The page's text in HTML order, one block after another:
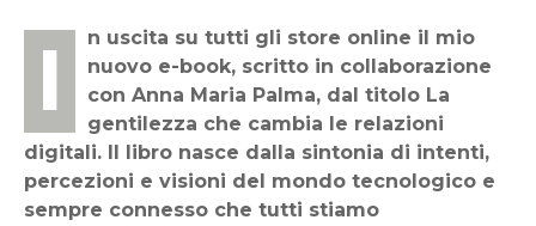
In uscita su tutti gli store online il mio
nuovo e-book, scritto in collaborazione
con Anna Maria Palma, dal titolo La
gentilezza che cambia le relazioni
digitali. Il libro nasce dalla sintonia di intenti,
percezioni e visioni del mondo tecnologico e
sempre connesso che tutti stiamo